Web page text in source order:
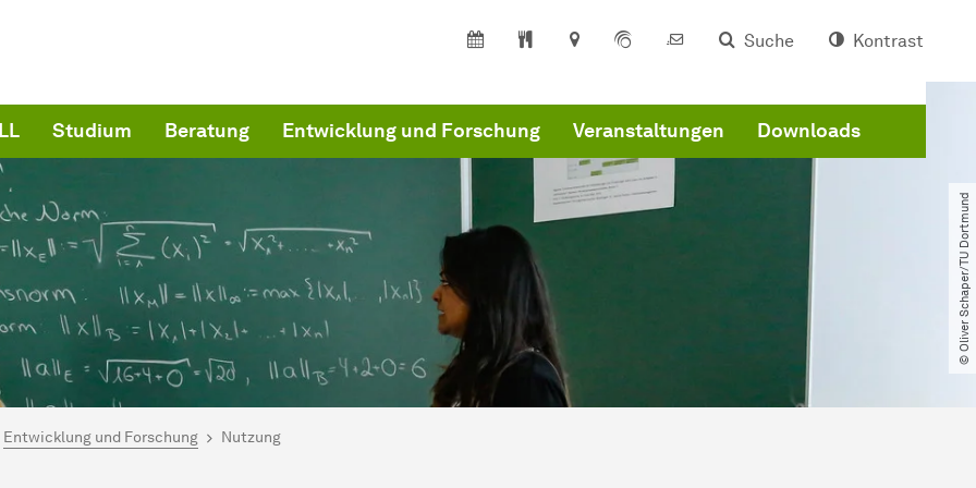
Suche Kontrast
Studium Beratung Entwicklung und Forschung Veranstaltungen Downloads
© Oliver Schaper​/​TU Dortmund
hier:
Entwicklung und Forschung Nutzung